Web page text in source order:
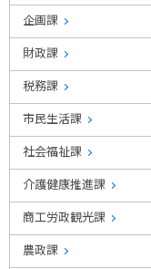
企画課
財政課
税務課
市民生活課
社会福祉課
介護健康推進課
商工労政観光課
農政課